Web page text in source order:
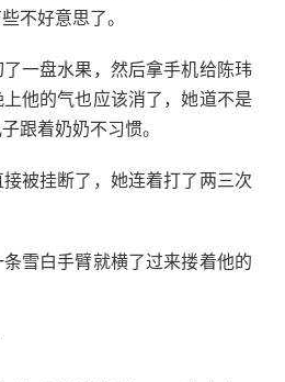
不好意思了。
一盘水果，然后拿手机给陈玮
他的气也应该消了，她道不是
跟着奶奶不习惯。
被挂断了，她连着打了两三次
雪白手臂就横了过来搂着他的